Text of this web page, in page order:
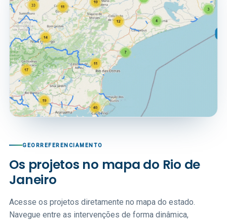
GEORREFERENCIAMENTO
Os projetos no mapa do Rio de
Janeiro
Acesse os projetos diretamente no mapa do estado.
Navegue entre as intervenções de forma dinâmica,